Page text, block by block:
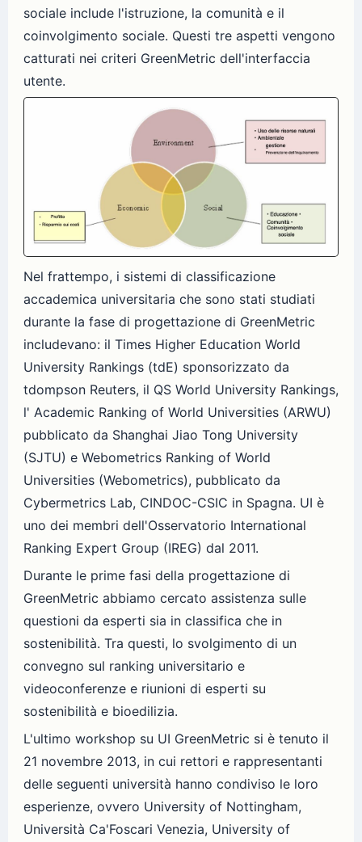
sociale include l'istruzione, la comunità e il
coinvolgimento sociale. Questi tre aspetti vengono
catturati nei criteri GreenMetric dell'interfaccia
utente.
Nel frattempo, i sistemi di classificazione
accademica universitaria che sono stati studiati
durante la fase di progettazione di GreenMetric
includevano: il Times Higher Education World
University Rankings (tdE) sponsorizzato da
tdompson Reuters, il QS World University Rankings,
l' Academic Ranking of World Universities (ARWU)
pubblicato da Shanghai Jiao Tong University
(SJTU) e Webometrics Ranking of World
Universities (Webometrics), pubblicato da
Cybermetrics Lab, CINDOC-CSIC in Spagna. UI è
uno dei membri dell'Osservatorio International
Ranking Expert Group (IREG) dal 2011.
Durante le prime fasi della progettazione di
GreenMetric abbiamo cercato assistenza sulle
questioni da esperti sia in classifica che in
sostenibilità. Tra questi, lo svolgimento di un
convegno sul ranking universitario e
videoconferenze e riunioni di esperti su
sostenibilità e bioedilizia.
L'ultimo workshop su UI GreenMetric si è tenuto il
21 novembre 2013, in cui rettori e rappresentanti
delle seguenti università hanno condiviso le loro
esperienze, ovvero University of Nottingham,
Università Ca'Foscari Venezia, University of